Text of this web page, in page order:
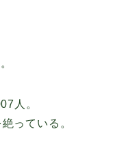
人。
っている。